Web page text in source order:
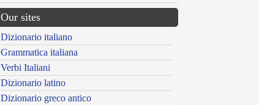
Our sites
Dizionario italiano
Grammatica italiana
Verbi Italiani
Dizionario latino
Dizionario greco antico